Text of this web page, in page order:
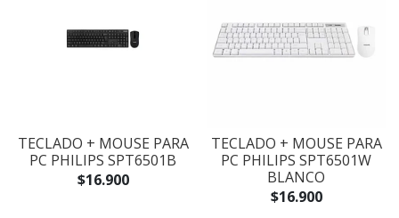
TECLADO + MOUSE PARA
PC PHILIPS SPT6501B
$16.900
TECLADO + MOUSE PARA
PC PHILIPS SPT6501W
BLANCO
$16.900